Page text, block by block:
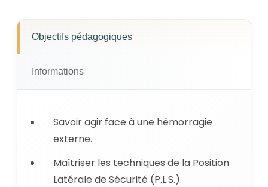
Objectifs pédagogiques
Informations
Savoir agir face à une hémorragie
externe.
Maîtriser les techniques de la Position
Latérale de Sécurité (P.L.S.).